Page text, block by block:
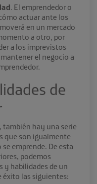
. El emprendedor o
actuar ante los
en un mercado
a otro, por
a los imprevistos
el negocio a
de
también hay una serie
que son igualmente
emprende. De esta
podemos
y habilidades de un
éxito las siguientes: